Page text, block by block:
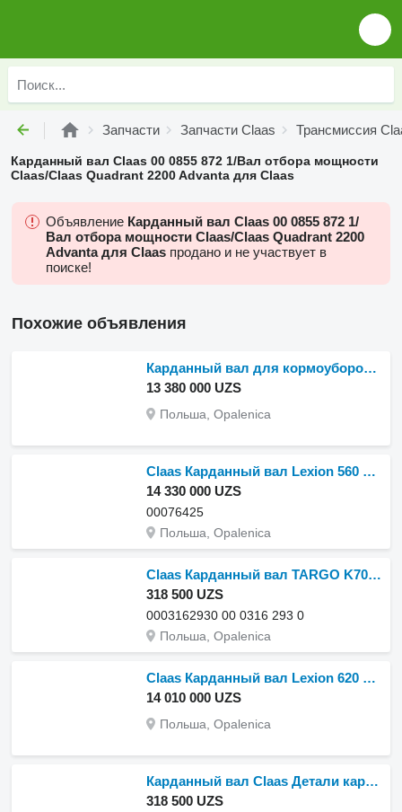
Запчасти Запчасти Claas Трансмиссия
Карданный вал Claas 00 0855 872 1/Вал отбора мощности
Claas/Claas Quadrant 2200 Advanta для Claas
Объявление Карданный вал Claas 00 0855 872 1/
Вал отбора мощности Claas/Claas Quadrant 2200
Advanta для Claas продано и не участвует в
поиске!
Похожие объявления
Карданный вал для кормоуборочного комбайна Claas Jaguar 970
13 380 000 UZS
Польша, Opalenica
Claas Карданный вал Lexion 560 580 600 770 TerreraTrac 00076425 для зерноуборочного комбайна Claas Lexion 560 580 600 770
14 330 000 UZS
00076425
Польша, Opalenica
Claas Карданный вал TARGO K70 0003162930 00 0316 293 0 для Claas TARGO K70
318 500 UZS
0003162930 00 0316 293 0
Польша, Opalenica
Claas Карданный вал Lexion 620 630 670 730 750 770 780 с фланцем для Claas
14 010 000 UZS
Польша, Opalenica
Карданный вал Claas Детали карданного вала TARGO K70 0003148784 00 0314 878 4 для Claas TARGO K70
318 500 UZS